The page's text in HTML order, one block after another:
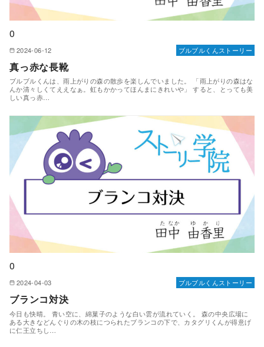
0
2024-06-12 ブルブルくんストーリー
真っ赤な長靴
ブルブルくんは、雨上がりの森の散歩を楽しんでいました。 「雨上がりの森はな
んか清々しくてええなぁ。虹もかかってほんまにきれいや」 すると、とっても美
しい真っ赤…
0
2024-04-03 ブルブルくんストーリー
ブランコ対決
今日も快晴。 青い空に、綿菓子のような白い雲が流れていく。 森の中央広場に
ある大きなどんぐりの木の枝につられたブランコの下で、カタグリくんが得意げ
に仁王立ちし…